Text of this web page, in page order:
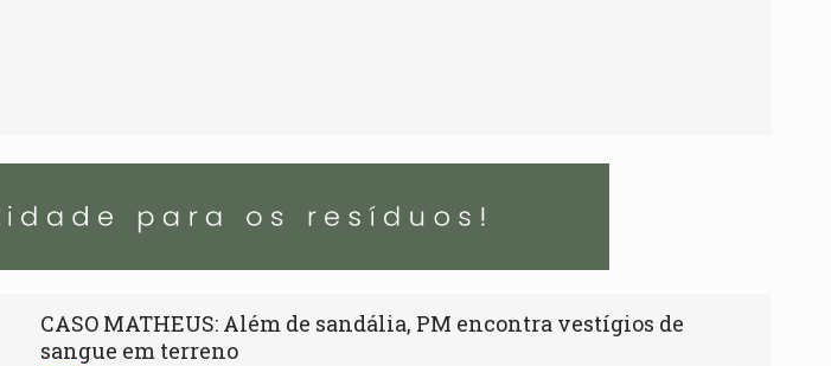
CASO MATHEUS: Além de sandália, PM encontra vestígios de
sangue em terreno